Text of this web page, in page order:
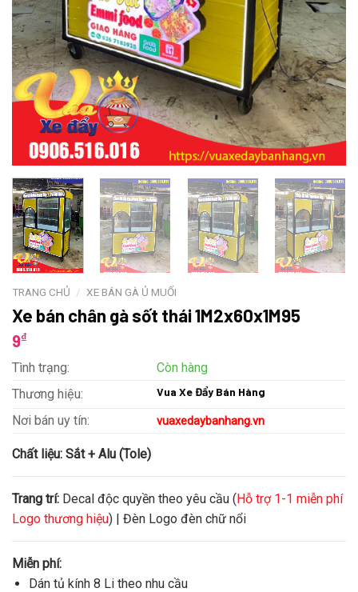
TRANG CHỦ / XE BÁN GÀ Ủ MUỐI
Xe bán chân gà sốt thái 1M2x60x1M95
9₫
Tình trạng:
Còn hàng
Thương hiệu:
Vua Xe Đẩy Bán Hàng
Nơi bán uy tín: vuaxedaybanhang.vn
Chất liệu: Sắt + Alu (Tole)
Trang trí: Decal độc quyền theo yêu cầu (Hỗ trợ 1-1 miễn phí
Logo thương hiệu) | Đèn Logo đèn chữ nổi
Miễn phí:
Dán tủ kính 8 Li theo nhu cầu